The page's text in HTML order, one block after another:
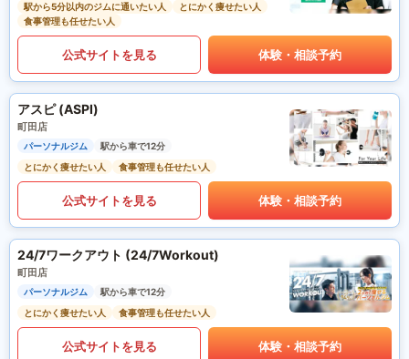
駅から5分以内のジムに通いたい人
とにかく痩せたい人
食事管理も任せたい人
公式サイトを見る 体験・相談予約
アスピ (ASPI)
町田店
パーソナルジム
駅から車で12分
とにかく痩せたい人
食事管理も任せたい人
公式サイトを見る 体験・相談予約
24/7ワークアウト (24/7Workout)
町田店
パーソナルジム
駅から車で12分
とにかく痩せたい人
食事管理も任せたい人
公式サイトを見る 体験・相談予約